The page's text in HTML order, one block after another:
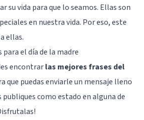
su vida para que lo seamos. Ellas son
en nuestra vida. Por eso, este
ellas.
para el día de la madre
encontrarlas mejores frases del
que puedas enviarle un mensaje lleno
como estado en alguna de